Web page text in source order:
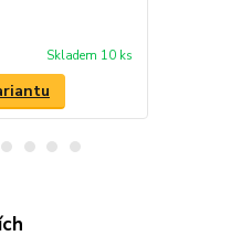
Skladem 10 ks